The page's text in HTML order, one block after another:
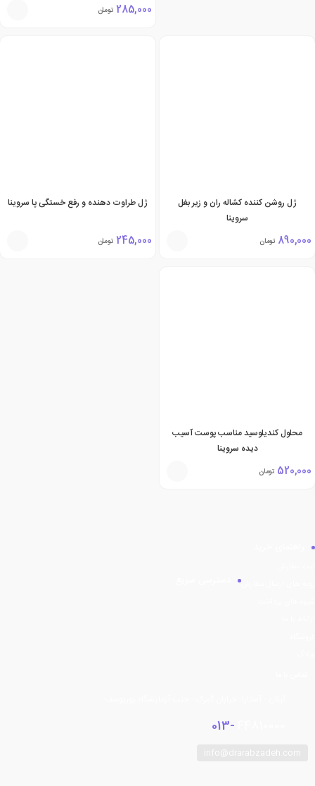
285,000 تومان
ژل روشن کننده کشاله ران و زیر بغل
سروینا
890,000 تومان
ژل طراوت دهنده و رفع خستگی پا سروینا
245,000 تومان
محلول کندیلوسید مناسب پوست آسیب
دیده سروینا
520,000 تومان
013-
info@drarabzadeh.com